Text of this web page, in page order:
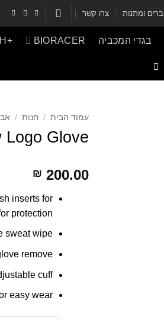
ומתנות צרו קשר
בגדי המכביה BIORACER
+RH
עמוד הבית / חנות /
Logo Glove
₪ 200.00
inserts for
protection
sweat wipe
remove
cuff
easy wear